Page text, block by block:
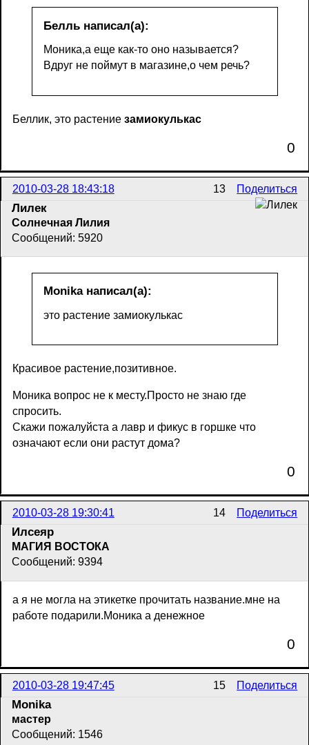
Белль написал(а):
Моника,а еще как-то оно называется?
Вдруг не поймут в магазине,о чем речь?
Беллик, это растение замиокулькас
0
Поделиться
13
2010-03-28 18:43:18
Лилек
Солнечная Лилия
Сообщений: 5920
Monika написал(а):
это растение замиокулькас
Красивое растение,позитивное.
Моника вопрос не к месту.Просто не знаю где
спросить.
Скажи пожалуйста а лавр и фикус в горшке что
означают если они растут дома?
0
Поделиться
14
2010-03-28 19:30:41
Илсеяр
МАГИЯ ВОСТОКА
Сообщений: 9394
а я не могла на этикетке прочитать название.мне на
работе подарили.Моника а денежное
0
Поделиться
15
2010-03-28 19:47:45
Monika
мастер
Сообщений: 1546